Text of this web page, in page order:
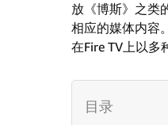
放《博斯》之类
相应的媒体内容
在Fire TV上以多